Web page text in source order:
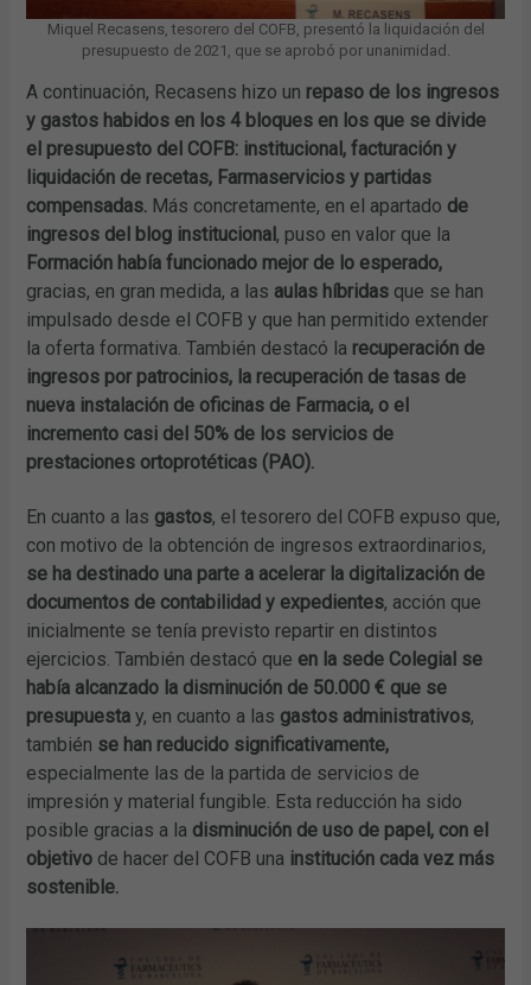
Miquel Recasens, tesorero del COFB, presentó la liquidación del
presupuesto de 2021, que se aprobó por unanimidad.
A continuación, Recasens hizo un repaso de los ingresos
y gastos habidos en los 4 bloques en los que se divide
el presupuesto del COFB: institucional, facturación y
liquidación de recetas, Farmaservicios y partidas
compensadas. Más concretamente, en el apartado de
ingresos del blog institucional, puso en valor que la
Formación había funcionado mejor de lo esperado,
gracias, en gran medida, a las aulas híbridas que se han
impulsado desde el COFB y que han permitido extender
la oferta formativa. También destacó la recuperación de
ingresos por patrocinios, la recuperación de tasas de
nueva instalación de oficinas de Farmacia, o el
incremento casi del 50% de los servicios de
prestaciones ortoprotéticas (PAO).
En cuanto a las gastos, el tesorero del COFB expuso que,
con motivo de la obtención de ingresos extraordinarios,
se ha destinado una parte a acelerar la digitalización de
documentos de contabilidad y expedientes, acción que
inicialmente se tenía previsto repartir en distintos
ejercicios. También destacó que en la sede Colegial se
había alcanzado la disminución de 50.000 € que se
presupuestay, en cuanto a las gastos administrativos,
también se han reducido significativamente,
especialmente las de la partida de servicios de
impresión y material fungible. Esta reducción ha sido
posible gracias a la disminución de uso de papel, con el
objetivo de hacer del COFB una institución cada vez más
sostenible.